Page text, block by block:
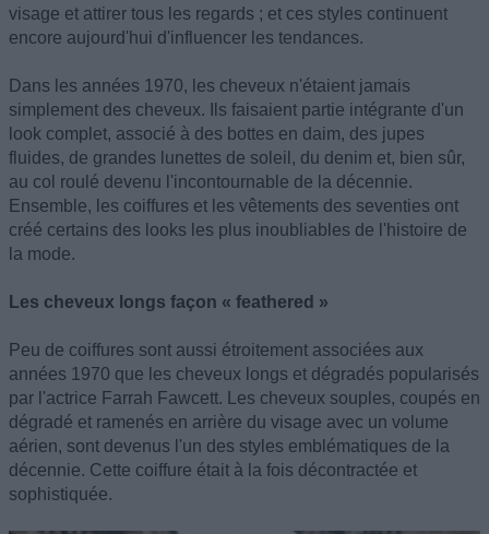
visage et attirer tous les regards ; et ces styles continuent
encore aujourd'hui d'influencer les tendances.
Dans les années 1970, les cheveux n'étaient jamais
simplement des cheveux. Ils faisaient partie intégrante d'un
look complet, associé à des bottes en daim, des jupes
fluides, de grandes lunettes de soleil, du denim et, bien sûr,
au col roulé devenu l'incontournable de la décennie.
Ensemble, les coiffures et les vêtements des seventies ont
créé certains des looks les plus inoubliables de l'histoire de
la mode.
Les cheveux longs façon « feathered »
Peu de coiffures sont aussi étroitement associées aux
années 1970 que les cheveux longs et dégradés popularisés
par l'actrice Farrah Fawcett. Les cheveux souples, coupés en
dégradé et ramenés en arrière du visage avec un volume
aérien, sont devenus l'un des styles emblématiques de la
décennie. Cette coiffure était à la fois décontractée et
sophistiquée.